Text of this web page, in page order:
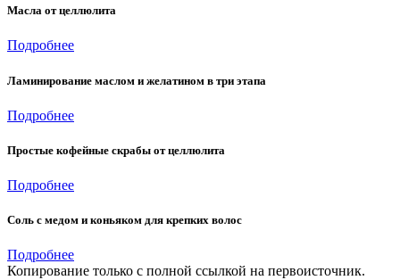
Масла от целлюлита
Подробнее
Ламинирование маслом и желатином в три этапа
Подробнее
Простые кофейные скрабы от целлюлита
Подробнее
Соль с медом и коньяком для крепких волос
Подробнее
Копирование только с полной ссылкой на первоисточник.